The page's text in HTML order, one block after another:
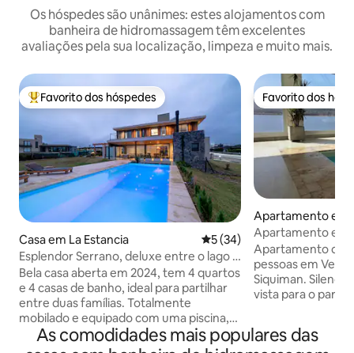
Os hóspedes são unânimes: estes alojamentos com
banheira de hidromassagem têm excelentes
avaliações pela sua localização, limpeza e muito mais.
Favoritos dos hóspedes mais apreciados
Favorito dos hóspedes
Casa em La Estancia Classificação média de 5
5 (34)
Esplendor Serrano, deluxe entre o lago e
as montanhas
Bela casa aberta em 2024, tem 4 quartos
e 4 casas de banho, ideal para partilhar
entre duas famílias. Totalmente
mobilado e equipado com uma piscina,
uma galeria com churrasqueira e um
forno a lenha Tromen, uma garagem
Favorito dos
Favorito dos
Apartamento em
Síquiman
Apartamento em
aquecida
Apartamento de
pessoas em
Siquiman.
vista para o
sofá-cama na
totalmente
As comodidades mais populares das